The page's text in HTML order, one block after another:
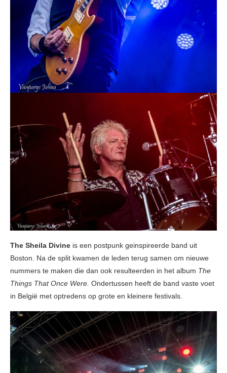
The Sheila Divine is een postpunk geinspireerde band uit
Boston. Na de split kwamen de leden terug samen om nieuwe
nummers te maken die dan ook resulteerden in het album The
Things That Once Were. Ondertussen heeft de band vaste voet
in België met optredens op grote en kleinere festivals.